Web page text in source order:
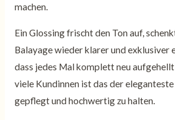
machen.
Ein Glossing frischt den Ton auf,
Balayage wieder klarer und exklusiver
dass jedes Mal komplett neu
viele Kundinnen ist das der
gepflegt und hochwertig zu halten.